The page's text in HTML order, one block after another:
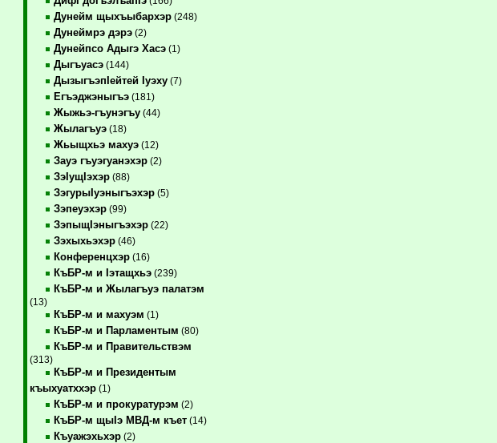
Дунейм щыхъыбархэр(248)
Дунеймрэ дэрэ(2)
Дунейпсо Адыгэ Хасэ(1)
Дыгъуасэ(144)
ДызыгъэпIейтей Iуэху(7)
Егъэджэныгъэ(181)
Жыжьэ-гъунэгъу(44)
Жылагъуэ(18)
Жьыщхьэ махуэ(12)
Зауэ гъуэгуанэхэр(2)
ЗэIущIэхэр(88)
ЗэгурыIуэныгъэхэр(5)
Зэпеуэхэр(99)
ЗэпыщIэныгъэхэр(22)
Зэхыхьэхэр(46)
Конференцхэр(16)
КъБР-м и Iэтащхьэ(239)
КъБР-м и Жылагъуэ палатэм
(13)
КъБР-м и махуэм (1)
КъБР-м и Парламентым (80)
КъБР-м и Правительствэм
(313)
КъБР-м и Президентым
къыхуатххэр(1)
КъБР-м и прокуратурэм (2)
КъБР-м щыIэ МВД-м къет(14)
Къуажэхьхэр(2)